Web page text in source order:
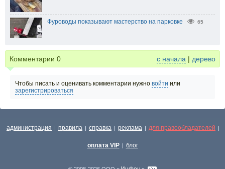
Фуроводы показывают мастерство на парковке 65
Комментарии 0 с начала | дерево
Чтобы писать и оценивать комментарии нужно войти или
зарегистрироваться
администрация | правила | справка | реклама | для правообладателей |
оплата VIP | блог